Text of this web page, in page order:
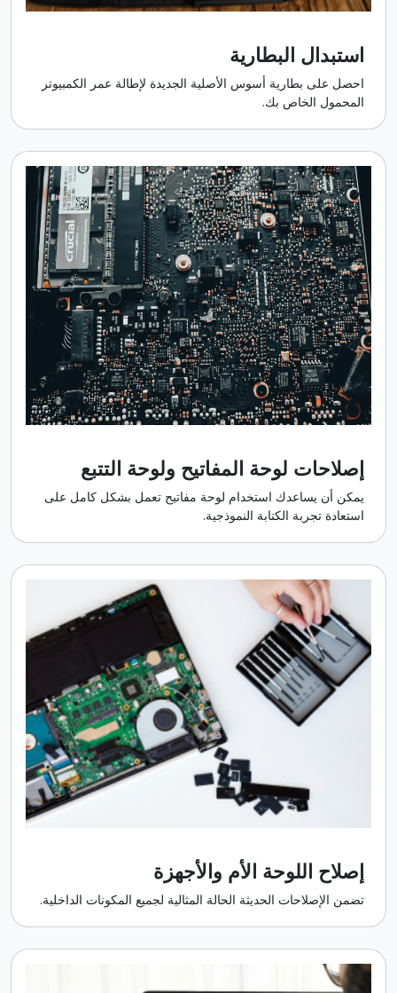
استبدال البطارية
احصل على بطارية أسوس الأصلية الجديدة لإطالة عمر الكمبيوتر
المحمول الخاص بك.
إصلاحات لوحة المفاتيح ولوحة التتبع
يمكن أن يساعدك استخدام لوحة مفاتيح تعمل بشكل كامل على
استعادة تجربة الكتابة النموذجية.
إصلاح اللوحة الأم والأجهزة
تضمن الإصلاحات الحديثة الحالة المثالية لجميع المكونات الداخلية.